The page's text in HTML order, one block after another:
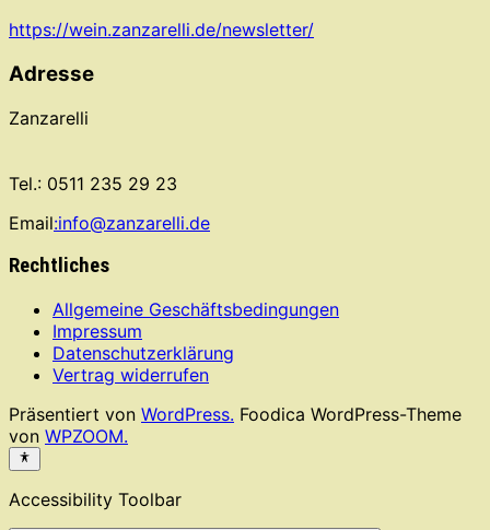
https://wein.zanzarelli.de/newsletter/
Adresse
Zanzarelli
Tel.: 0511 235 29 23
Email:info@zanzarelli.de
Rechtliches
Allgemeine Geschäftsbedingungen
Impressum
Datenschutzerklärung
Vertrag widerrufen
Präsentiert von WordPress. Foodica WordPress-Theme
von WPZOOM.
Accessibility Toolbar